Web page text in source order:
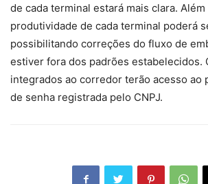
de cada terminal estará mais clara. Além
produtividade de cada terminal poderá
possibilitando correções do fluxo de
estiver fora dos padrões estabelecidos.
integrados ao corredor terão acesso ao
de senha registrada pelo CNPJ.